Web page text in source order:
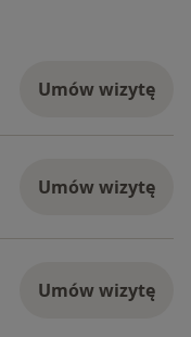
SonoHSG
awaryjną,
szyjki macicy
Umów wizytę
Umów wizytę
Umów wizytę